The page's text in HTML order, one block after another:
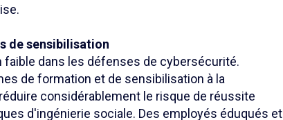
de sensibilisation
dans les défenses de cybersécurité.
de formation et de sensibilisation à la
considérablement le risque de réussite
d'ingénierie sociale. Des employés éduqués et